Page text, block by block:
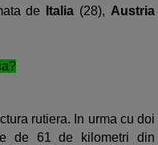
de Italia (28), Austria
rutiera. In urma cu doi
de 61 de kilometri din